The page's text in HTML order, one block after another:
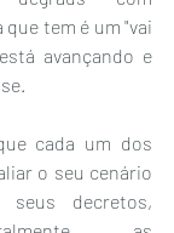
tem é um "vai
avançando e
cada um dos
o seu cenário
seus decretos,